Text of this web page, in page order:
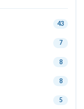
43
7
8
8
5